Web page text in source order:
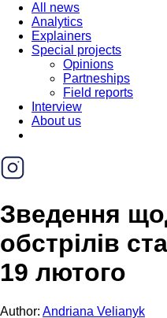
All news
Analytics
Explainers
Special projects
Opinions
Partneships
Field reports
Interview
About us
Зведення
обстрілів
19 лютого
Author: Andriana Velianyk